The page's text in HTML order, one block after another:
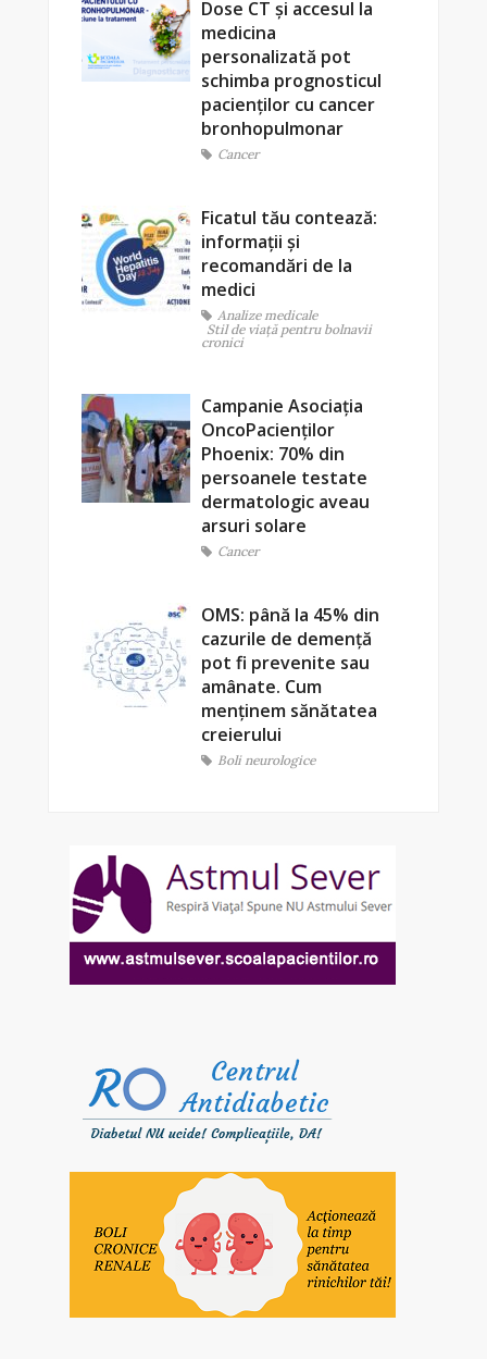
Dose CT și accesul la
medicina
personalizată pot
schimba prognosticul
pacienților cu cancer
bronhopulmonar
Cancer
Ficatul tău contează:
informații și
recomandări de la
medici
Analize medicale
Stil de viaţă pentru bolnavii
cronici
Campanie Asociația
OncoPacienților
Phoenix: 70% din
persoanele testate
dermatologic aveau
arsuri solare
Cancer
OMS: până la 45% din
cazurile de demență
pot fi prevenite sau
amânate. Cum
menținem sănătatea
creierului
Boli neurologice